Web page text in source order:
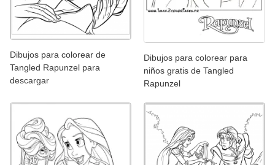
Dibujos para colorear de
Tangled Rapunzel para
descargar
Dibujos para colorear para
niños gratis de Tangled
Rapunzel